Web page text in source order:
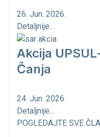
26. Jun. 2026.
Detaljnije...
Akcija
Čanja
24. Jun. 2026.
Detaljnije...
POGLEDAJTE SVE